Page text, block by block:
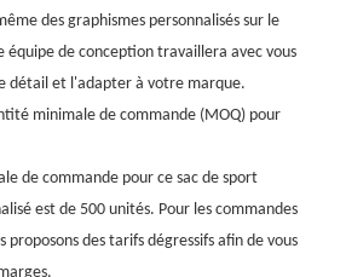
des graphismes personnalisés sur le
de conception travaillera avec vous
détail et l'adapter à votre marque.
minimale de commande (MOQ) pour
de commande pour ce sac de sport
est de 500 unités. Pour les commandes
proposons des tarifs dégressifs afin de vous